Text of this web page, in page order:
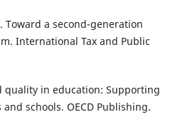
Toward a second-generation
International Tax and Public
quality in education: Supporting
schools. OECD Publishing.